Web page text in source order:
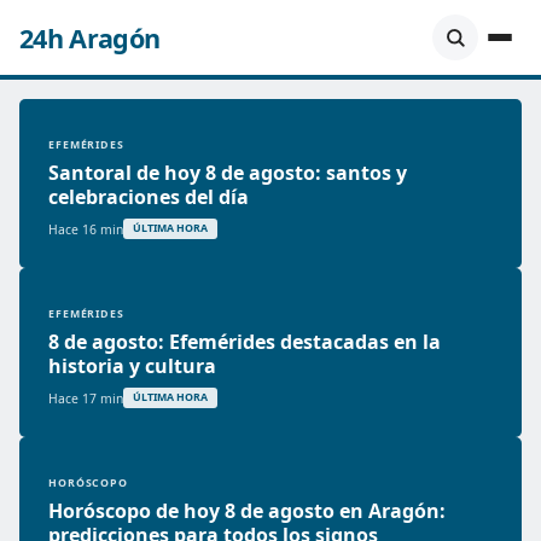
24h Aragón
EFEMÉRIDES
Santoral de hoy 8 de agosto: santos y
celebraciones del día
Hace 16 min ÚLTIMA HORA
EFEMÉRIDES
8 de agosto: Efemérides destacadas en la
historia y cultura
Hace 17 min ÚLTIMA HORA
HORÓSCOPO
Horóscopo de hoy 8 de agosto en Aragón:
predicciones para todos los signos